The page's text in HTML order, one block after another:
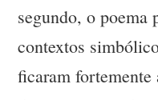
segundo, o poema
contextos
ficaram fortemente